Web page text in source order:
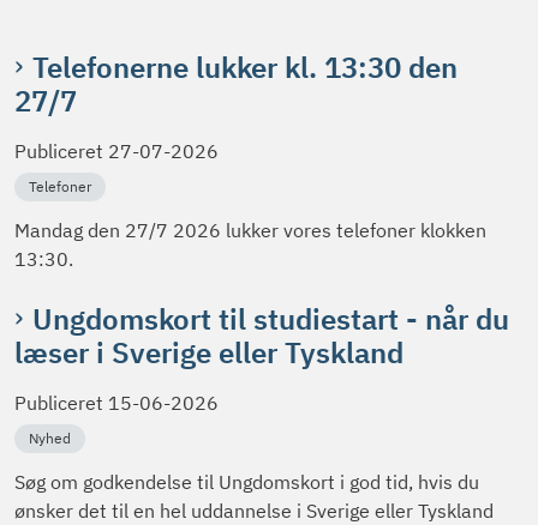
Telefonerne lukker kl. 13:30 den
27/7
Publiceret 27-07-2026
Telefoner
Mandag den 27/7 2026 lukker vores telefoner klokken
13:30.
Ungdomskort til studiestart - når du
læser i Sverige eller Tyskland
Publiceret 15-06-2026
Nyhed
Søg om godkendelse til Ungdomskort i god tid, hvis du
ønsker det til en hel uddannelse i Sverige eller Tyskland